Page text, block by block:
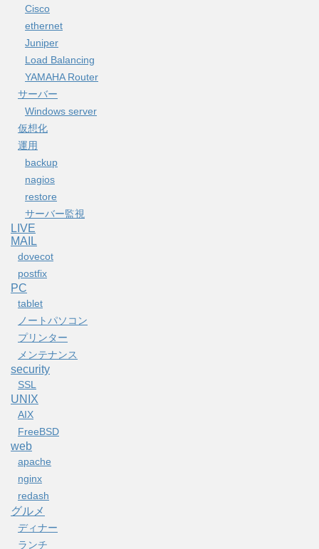
Cisco
ethernet
Juniper
Load Balancing
YAMAHA Router
サーバー
Windows server
仮想化
運用
backup
nagios
restore
サーバー監視
LIVE
MAIL
dovecot
postfix
PC
tablet
ノートパソコン
プリンター
メンテナンス
security
SSL
UNIX
AIX
FreeBSD
web
apache
nginx
redash
グルメ
ディナー
ランチ